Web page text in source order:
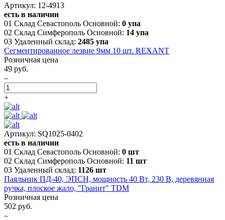
Артикул: 12-4913
есть в наличии
01 Склад Севастополь Основной: 0 упа
02 Склад Симферополь Основной: 14 упа
03 Удаленный склад: 2485 упа
Сегментированное лезвие 9мм 10 шт. REXANT
Розничная цена
49 руб.
–
+
Артикул: SQ1025-0402
есть в наличии
01 Склад Севастополь Основной: 0 шт
02 Склад Симферополь Основной: 11 шт
03 Удаленный склад: 1126 шт
Паяльник ПД-40, ЭПСН, мощность 40 Вт, 230 В, деревянная
ручка, плоское жало, "Гранит" TDM
Розничная цена
502 руб.
–